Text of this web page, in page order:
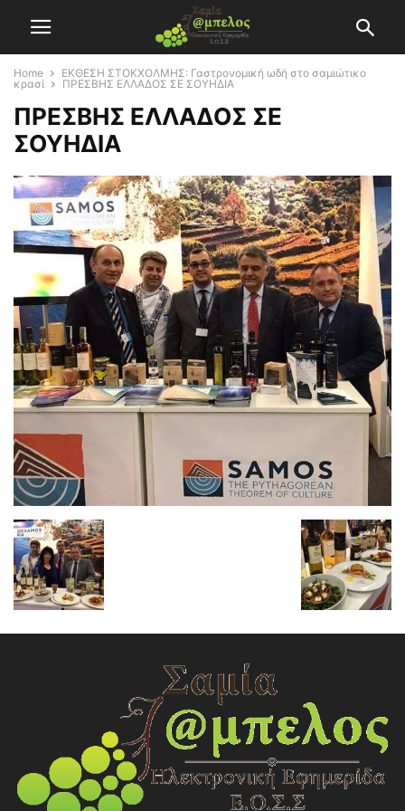
Home
ΕΚΘΕΣΗ ΣΤΟΚΧΟΛΜΗΣ: Γαστρονομική ωδή στο σαμιώτικο
κρασί
ΠΡΕΣΒΗΣ ΕΛΛΑΔΟΣ ΣΕ ΣΟΥΗΔΙΑ
ΠΡΕΣΒΗΣ ΕΛΛΑΔΟΣ ΣΕ
ΣΟΥΗΔΙΑ